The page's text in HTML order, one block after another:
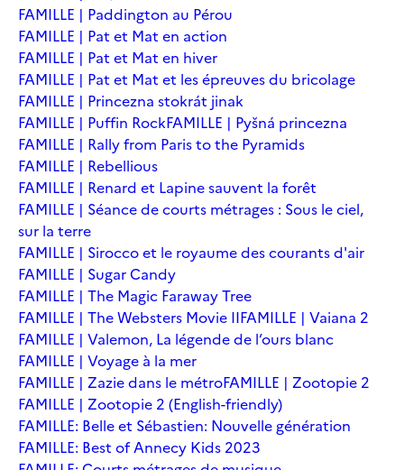
FAMILLE | Paddington au Pérou
FAMILLE | Pat et Mat en action
FAMILLE | Pat et Mat en hiver
FAMILLE | Pat et Mat et les épreuves du bricolage
FAMILLE | Princezna stokrát jinak
FAMILLE | Puffin RockFAMILLE | Pyšná princezna
FAMILLE | Rally from Paris to the Pyramids
FAMILLE | Rebellious
FAMILLE | Renard et Lapine sauvent la forêt
FAMILLE | Séance de courts métrages : Sous le ciel,
sur la terre
FAMILLE | Sirocco et le royaume des courants d'air
FAMILLE | Sugar Candy
FAMILLE | The Magic Faraway Tree
FAMILLE | The Websters Movie IIFAMILLE | Vaiana 2
FAMILLE | Valemon, La légende de l’ours blanc
FAMILLE | Voyage à la mer
FAMILLE | Zazie dans le métroFAMILLE | Zootopie 2
FAMILLE | Zootopie 2 (English-friendly)
FAMILLE: Belle et Sébastien: Nouvelle génération
FAMILLE: Best of Annecy Kids 2023